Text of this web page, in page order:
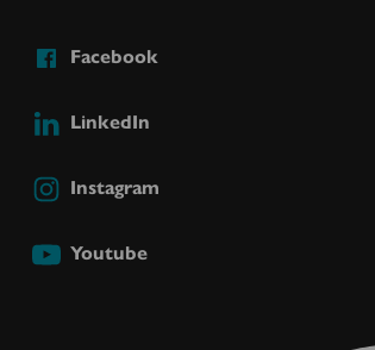
Facebook
LinkedIn
Instagram
Youtube